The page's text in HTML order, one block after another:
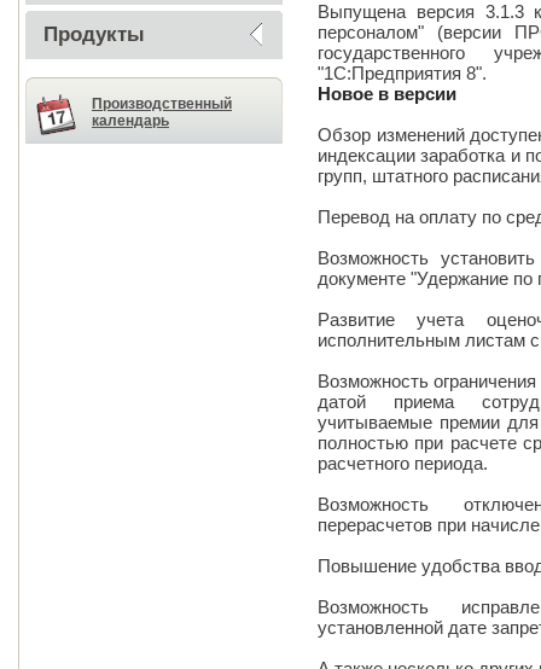
Продукты
Производственный
календарь
Выпущена версия 3.1.3
персоналом" (версии
государственного
"1С:Предприятия 8".
Новое в версии
Обзор изменений
индексации заработка и
групп, штатного
Перевод на оплату по
Возможность
документе "Удержание
Развитие учета
исполнительным листам
Возможность
датой приема
учитываемые премии для
полностью при расчете
расчетного периода.
Возможность
перерасчетов при
Повышение удобства
Возможность
установленной дате